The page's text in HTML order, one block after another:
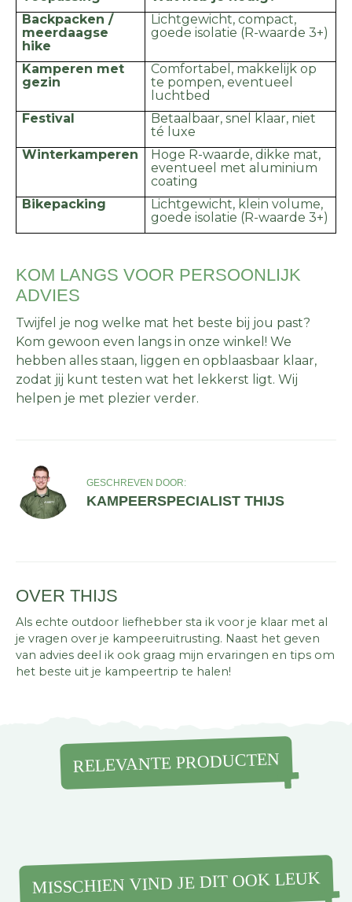
Backpacken /
meerdaagse
hike
Lichtgewicht, compact,
goede isolatie (R-waarde 3+)
Kamperen met
gezin
Comfortabel, makkelijk op
te pompen, eventueel
luchtbed
Festival
Betaalbaar, snel klaar, niet
té luxe
Winterkamperen
Hoge R-waarde, dikke mat,
eventueel met aluminium
coating
Bikepacking
Lichtgewicht, klein volume,
goede isolatie (R-waarde 3+)
KOM LANGS VOOR PERSOONLIJK
ADVIES
Twijfel je nog welke mat het beste bij jou past?
Kom gewoon even langs in onze winkel! We
hebben alles staan, liggen en opblaasbaar klaar,
zodat jij kunt testen wat het lekkerst ligt. Wij
helpen je met plezier verder.
GESCHREVEN DOOR:
KAMPEERSPECIALIST THIJS
OVER THIJS
Als echte outdoor liefhebber sta ik voor je klaar met al
je vragen over je kampeeruitrusting. Naast het geven
van advies deel ik ook graag mijn ervaringen en tips om
het beste uit je kampeertrip te halen!
RELEVANTE PRODUCTEN
MISSCHIEN VIND JE DIT OOK LEUK